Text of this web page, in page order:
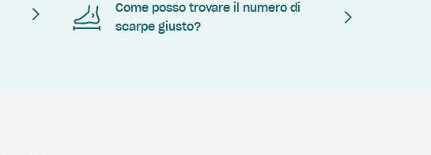
Come posso trovare il numero di
scarpe giusto?